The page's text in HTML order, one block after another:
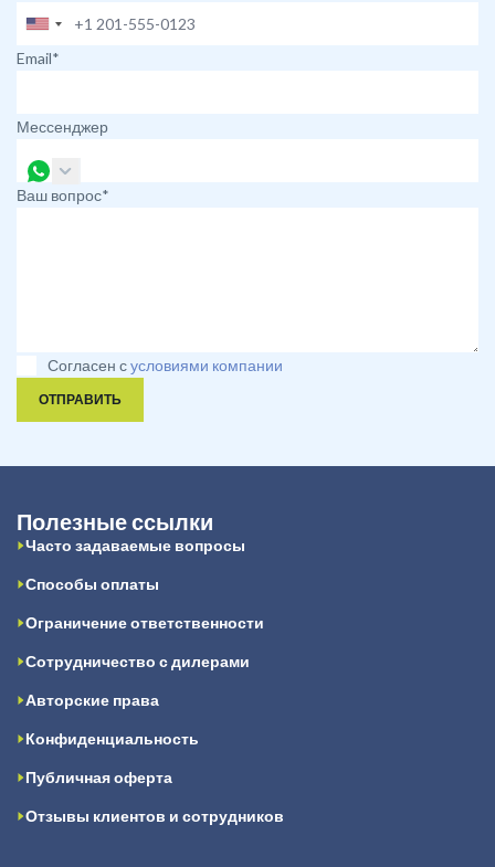
Email*
Мессенджер
Ваш вопрос*
Согласен сусловиями компании
ОТПРАВИТЬ
Полезные ссылки
Часто задаваемые вопросы
Способы оплаты
Ограничение ответственности
Сотрудничество с дилерами
Авторские права
Конфиденциальность
Публичная оферта
Отзывы клиентов и сотрудников